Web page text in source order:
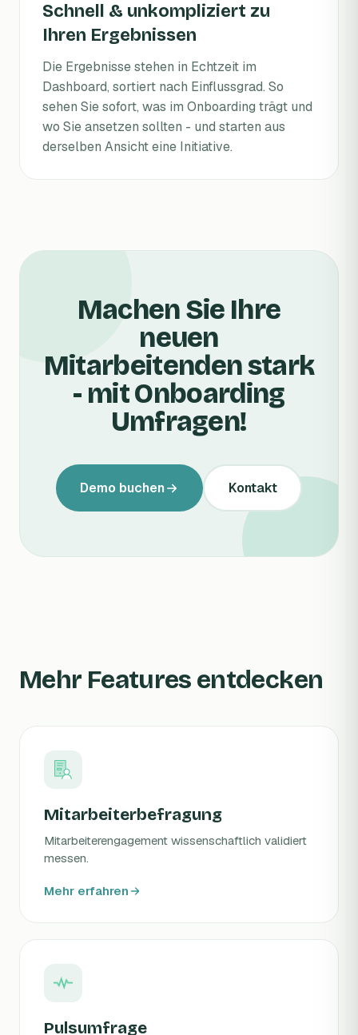
Schnell & unkompliziert zu
Ihren Ergebnissen
Die Ergebnisse stehen in Echtzeit im
Dashboard, sortiert nach Einflussgrad. So
sehen Sie sofort, was im Onboarding trägt und
wo Sie ansetzen sollten - und starten aus
derselben Ansicht eine Initiative.
Machen Sie Ihre
neuen
Mitarbeitenden stark
- mit Onboarding
Umfragen!
Demo buchen Kontakt
Mehr Features entdecken
Mitarbeiterbefragung
Mitarbeiterengagement wissenschaftlich validiert
messen.
Mehr erfahren
Pulsumfrage